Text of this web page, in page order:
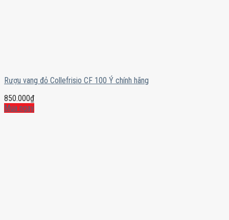
Rượu vang đỏ Collefrisio CF 100 Ý chính hãng
850.000₫
Mua ngay